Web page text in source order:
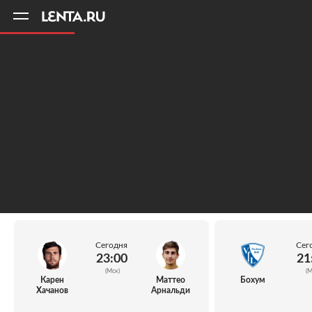
Карен
Хачанов
Сегодня
23:00
(Мск)
Маттео
Арнальди
Бохум